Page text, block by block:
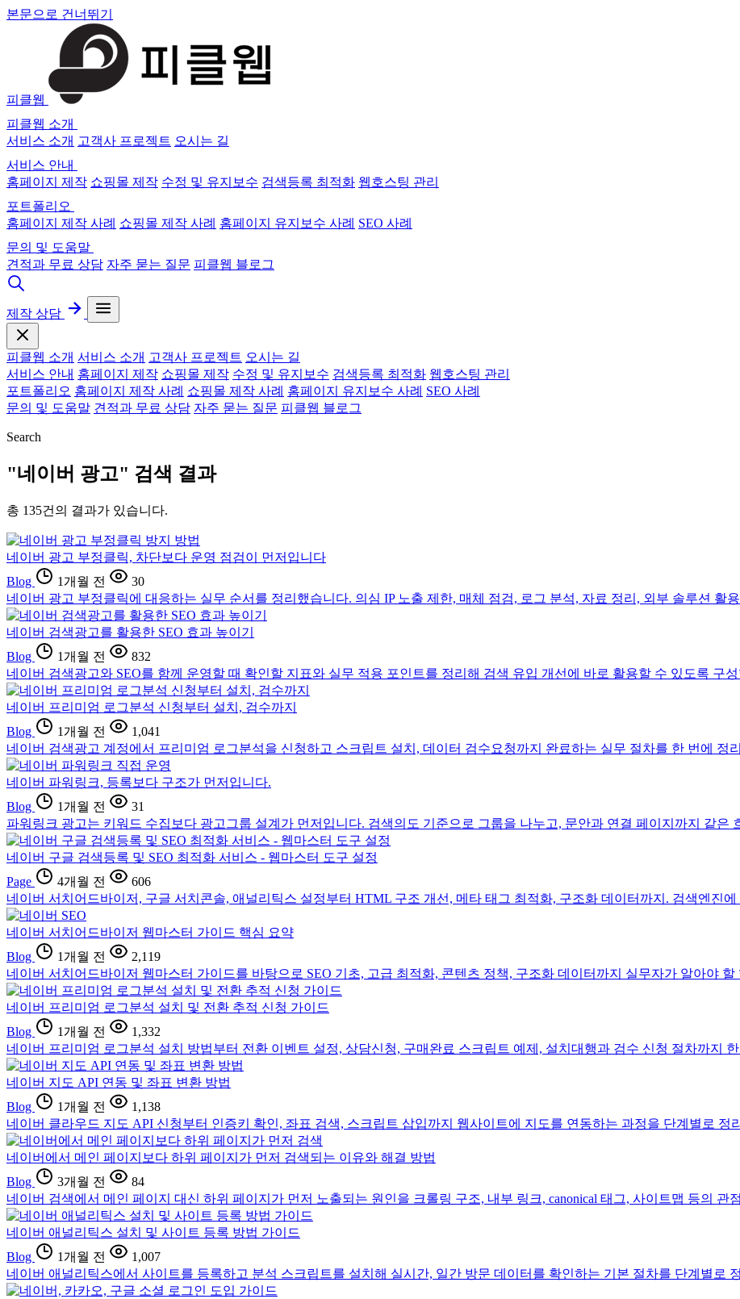
본문으로 건너뛰기
피클웹
피클웹 소개
서비스 소개 고객사 프로젝트 오시는 길
서비스 안내
홈페이지 제작 쇼핑몰 제작 수정 및 유지보수 검색등록 최적화 웹호스팅 관리
포트폴리오
홈페이지 제작 사례 쇼핑몰 제작 사례 홈페이지 유지보수 사례 SEO 사례
문의 및 도움말
견적과 무료 상담 자주 묻는 질문 피클웹 블로그
제작 상담
피클웹 소개 서비스 소개 고객사 프로젝트 오시는 길
서비스 안내 홈페이지 제작 쇼핑몰 제작 수정 및 유지보수 검색등록 최적화 웹호스팅 관리
포트폴리오 홈페이지 제작 사례 쇼핑몰 제작 사례 홈페이지 유지보수 사례 SEO 사례
문의 및 도움말 견적과 무료 상담 자주 묻는 질문 피클웹 블로그
Search
"네이버 광고" 검색 결과
총 135건의 결과가 있습니다.
네이버 광고 부정클릭, 차단보다 운영 점검이 먼저입니다
Blog
1개월 전
30
네이버 광고 부정클릭에 대응하는 실무 순서를 정리했습니다. 의심 IP 노출 제한, 매체 점검, 로그 분석, 자료 정리, 외부 솔루션 활
네이버 검색광고를 활용한 SEO 효과 높이기
Blog
1개월 전
832
네이버 검색광고와 SEO를 함께 운영할 때 확인할 지표와 실무 적용 포인트를 정리해 검색 유입 개선에 바로 활용할 수 있도록 구
네이버 프리미엄 로그분석 신청부터 설치, 검수까지
Blog
1개월 전
1,041
네이버 검색광고 계정에서 프리미엄 로그분석을 신청하고 스크립트 설치, 데이터 검수요청까지 완료하는 실무 절차를 한 번에 정
네이버 파워링크, 등록보다 구조가 먼저입니다.
Blog
1개월 전
31
파워링크 광고는 키워드 수집보다 광고그룹 설계가 먼저입니다. 검색의도 기준으로 그룹을 나누고, 문안과 연결 페이지까지 같은
네이버 구글 검색등록 및 SEO 최적화 서비스 - 웹마스터 도구 설정
Page
4개월 전
606
네이버 서치어드바이저, 구글 서치콘솔, 애널리틱스 설정부터 HTML 구조 개선, 메타 태그 최적화, 구조화 데이터까지. 검색엔진
네이버 서치어드바이저 웹마스터 가이드 핵심 요약
Blog
1개월 전
2,119
네이버 서치어드바이저 웹마스터 가이드를 바탕으로 SEO 기초, 고급 최적화, 콘텐츠 정책, 구조화 데이터까지 실무자가 알아야
네이버 프리미엄 로그분석 설치 및 전환 추적 신청 가이드
Blog
1개월 전
1,332
네이버 프리미엄 로그분석 설치 방법부터 전환 이벤트 설정, 상담신청, 구매완료 스크립트 예제, 설치대행과 검수 신청 절차까지
네이버 지도 API 연동 및 좌표 변환 방법
Blog
1개월 전
1,138
네이버 클라우드 지도 API 신청부터 인증키 확인, 좌표 검색, 스크립트 삽입까지 웹사이트에 지도를 연동하는 과정을 단계별로 정
네이버에서 메인 페이지보다 하위 페이지가 먼저 검색되는 이유와 해결 방법
Blog
3개월 전
84
네이버 검색에서 메인 페이지 대신 하위 페이지가 먼저 노출되는 원인을 크롤링 구조, 내부 링크, canonical 태그, 사이트맵 등의
네이버 애널리틱스 설치 및 사이트 등록 방법 가이드
Blog
1개월 전
1,007
네이버 애널리틱스에서 사이트를 등록하고 분석 스크립트를 설치해 실시간, 일간 방문 데이터를 확인하는 기본 절차를 단계별로